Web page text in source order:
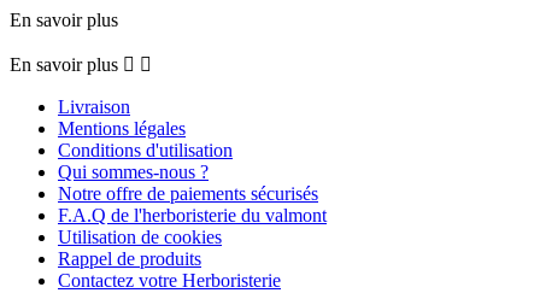
En savoir plus
En savoir plus  
Livraison
Mentions légales
Conditions d'utilisation
Qui sommes-nous ?
Notre offre de paiements sécurisés
F.A.Q de l'herboristerie du valmont
Utilisation de cookies
Rappel de produits
Contactez votre Herboristerie